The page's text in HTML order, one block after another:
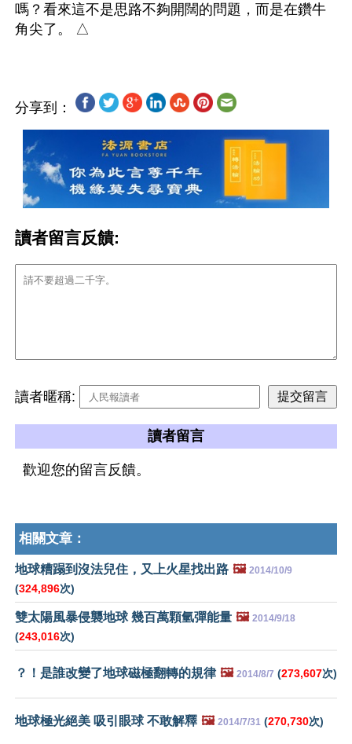
嗎？看來這不是思路不夠開闊的問題，而是在鑽牛
分享到：
讀者留言反饋:
讀者暱稱:
讀者留言
歡迎您的留言反饋。
相關文章：
地球糟蹋到沒法兒住，又上火星找出路 🖼️ 2014/10/9
(324,896次)
雙太陽風暴侵襲地球 幾百萬顆氫彈能量 🖼️ 2014/9/18
(243,016次)
？！是誰改變了地球磁極翻轉的規律 🖼️ 2014/8/7 (273,607次)
地球極光絕美 吸引眼球 不敢解釋 🖼️ 2014/7/31 (270,730次)